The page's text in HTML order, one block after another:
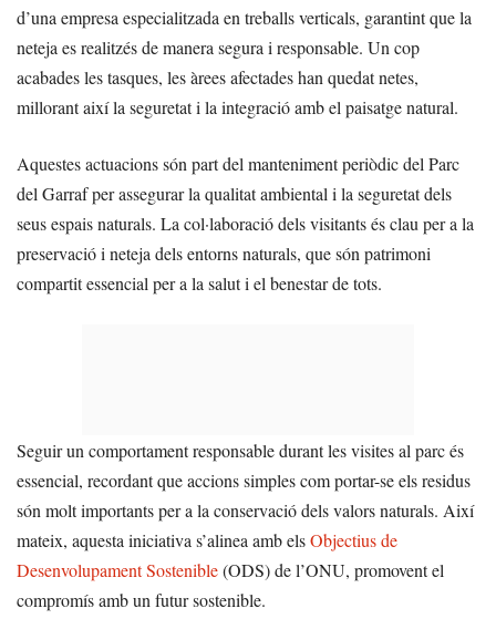
d’una empresa especialitzada en treballs verticals, garantint que la
neteja es realitzés de manera segura i responsable. Un cop
acabades les tasques, les àrees afectades han quedat netes,
millorant així la seguretat i la integració amb el paisatge natural.
Aquestes actuacions són part del manteniment periòdic del Parc
del Garraf per assegurar la qualitat ambiental i la seguretat dels
seus espais naturals. La col·laboració dels visitants és clau per a la
preservació i neteja dels entorns naturals, que són patrimoni
compartit essencial per a la salut i el benestar de tots.
Seguir un comportament responsable durant les visites al parc és
essencial, recordant que accions simples com portar-se els residus
són molt importants per a la conservació dels valors naturals. Així
mateix, aquesta iniciativa s’alinea amb elsObjectius de
Desenvolupament Sostenible(ODS) de l’ONU, promovent el
compromís amb un futur sostenible.